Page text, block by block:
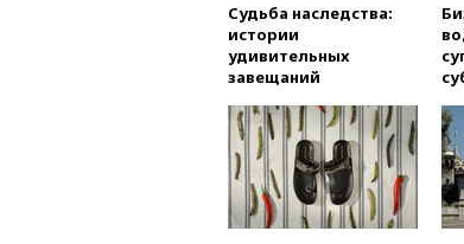
Судьба наследства:
истории
удивительных
завещаний